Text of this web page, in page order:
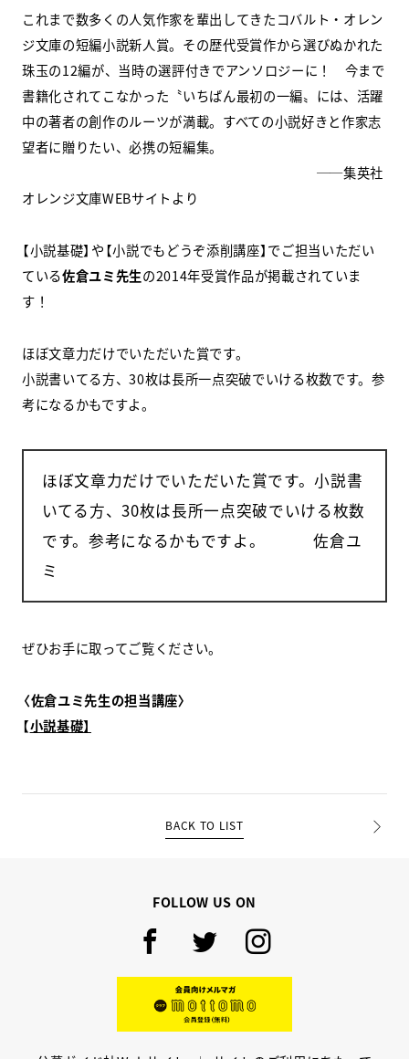
これまで数多くの人気作家を輩出してきたコバルト・オレン
ジ文庫の短編小説新人賞。その歴代受賞作から選びぬかれた
珠玉の12編が、当時の選評付きでアンソロジーに！ 今まで
書籍化されてこなかった〝いちばん最初の一編〟には、活躍
中の著者の創作のルーツが満載。すべての小説好きと作家志
望者に贈りたい、必携の短編集。
──集英社
オレンジ文庫WEBサイトより
【小説基礎】や【小説でもどうぞ添削講座】でご担当いただい
ている佐倉ユミ先生の2014年受賞作品が掲載されていま
す！
ほぼ文章力だけでいただいた賞です。
小説書いてる方、30枚は長所一点突破でいける枚数です。参
考になるかもですよ。
ほぼ文章力だけでいただいた賞です。小説書
いてる方、30枚は長所一点突破でいける枚数
です。参考になるかもですよ。 佐倉ユ
ミ
ぜひお手に取ってご覧ください。
〈佐倉ユミ先生の担当講座〉
【小説基礎】
BACK TO LIST
FOLLOW US ON
Facebook
TwitterInstagram